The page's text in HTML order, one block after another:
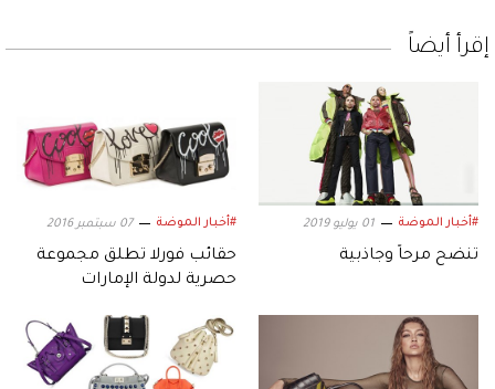
إقرأ أيضاً
#أخبار الموضة 01 يوليو 2019
تنضح مرحاً وجاذبية
#أخبار الموضة 07 سبتمبر 2016
حقائب فورلا تطلق مجموعة
حصرية لدولة الإمارات